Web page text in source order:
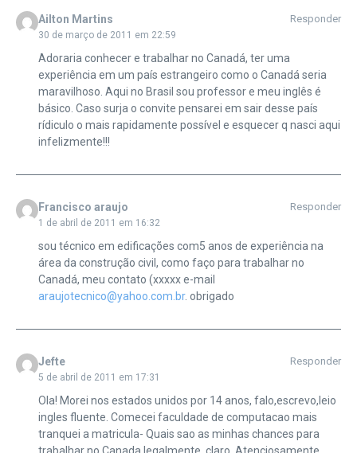
Ailton Martins
30 de março de 2011 em 22:59
Responder
Adoraria conhecer e trabalhar no Canadá, ter uma
experiência em um país estrangeiro como o Canadá seria
maravilhoso. Aqui no Brasil sou professor e meu inglês é
básico. Caso surja o convite pensarei em sair desse país
rídiculo o mais rapidamente possível e esquecer q nasci aqui
infelizmente!!!
Francisco araujo
1 de abril de 2011 em 16:32
Responder
sou técnico em edificações com5 anos de experiência na
área da construção civil, como faço para trabalhar no
Canadá, meu contato (xxxxx e-mail
araujotecnico@yahoo.com.br. obrigado
Jefte
5 de abril de 2011 em 17:31
Responder
Ola! Morei nos estados unidos por 14 anos, falo,escrevo,leio
ingles fluente. Comecei faculdade de computacao mais
tranquei a matricula- Quais sao as minhas chances para